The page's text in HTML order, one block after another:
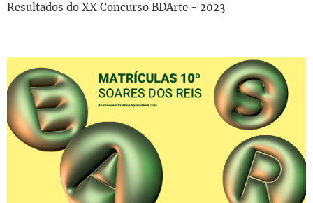
Resultados do XX Concurso BDArte - 2023